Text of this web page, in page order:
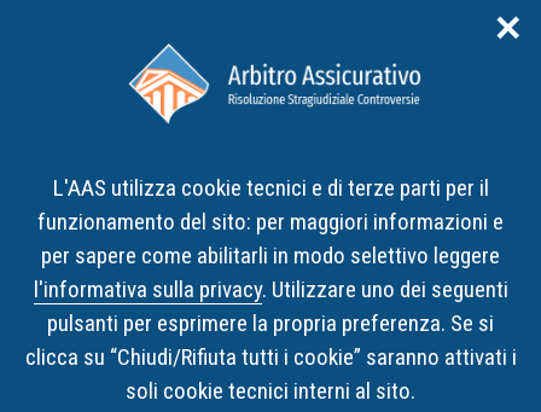
✕
L'AAS utilizza cookie tecnici e di terze parti per il
funzionamento del sito: per maggiori informazioni e
per sapere come abilitarli in modo selettivo leggere
l'informativa sulla privacy. Utilizzare uno dei seguenti
pulsanti per esprimere la propria preferenza. Se si
clicca su “Chiudi/Rifiuta tutti i cookie” saranno attivati i
soli cookie tecnici interni al sito.
Home Decisioni Risultati Ricerca Decisioni
Risultati Ricerca Decisioni
Decisioni Trovate:4